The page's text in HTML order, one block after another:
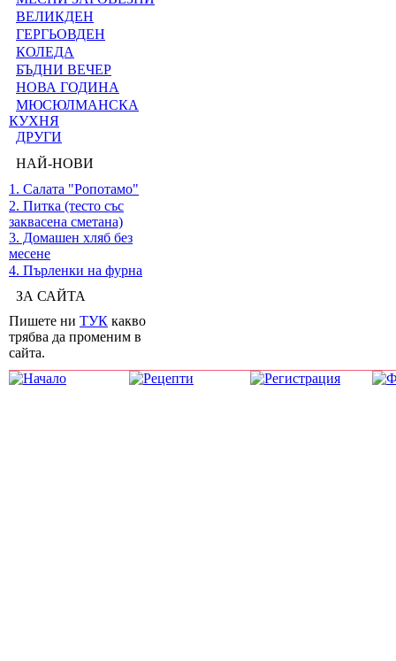
ВЕЛИКДЕН
ГЕРГЬОВДЕН
КОЛЕДА
БЪДНИ ВЕЧЕР
НОВА ГОДИНА
МЮСЮЛМАНСКА
КУХНЯ
ДРУГИ
НАЙ-НОВИ
1. Салата "Ропотамо"
2. Питка (тесто със
заквасена сметана)
3. Домашен хляб без
месене
4. Пърленки на фурна
ЗА САЙТА
Пишете ни ТУК какво
трябва да променим в
сайта.